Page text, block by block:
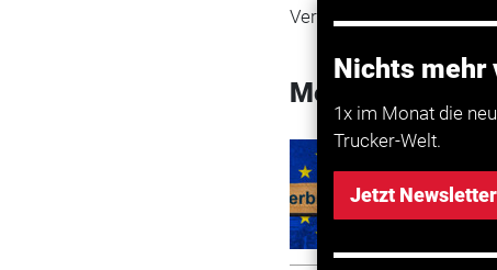
Nichts mehr
1x im Monat die
Trucker-Welt.
Jetzt
Verbrennungsmotoren
Mehr zum
Transport
EU: